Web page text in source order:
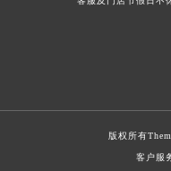
版权所有
客户服